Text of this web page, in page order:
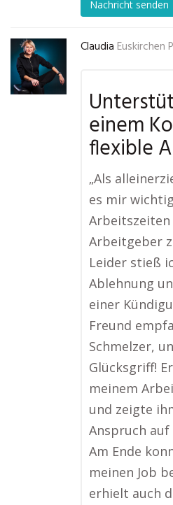
Nachricht senden
Claudia Euskirchen
einem
flexible
„Als
es mir
Arbeitgeber
Leider stieß
Ablehnung
einer
Freund
Schmelzer,
Glücksgriff!
meinem
und zeigte
Anspruch
Am Ende
meinen Job
erhielt auch